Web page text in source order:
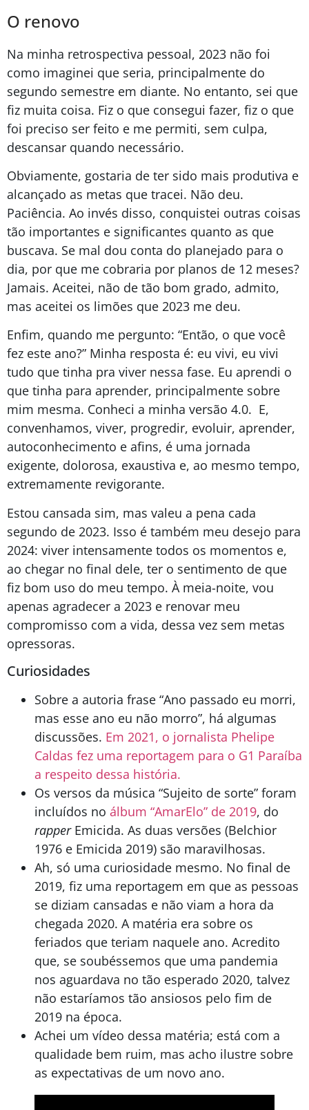
O renovo
Na minha retrospectiva pessoal, 2023 não foi
como imaginei que seria, principalmente do
segundo semestre em diante. No entanto, sei que
fiz muita coisa. Fiz o que consegui fazer, fiz o que
foi preciso ser feito e me permiti, sem culpa,
descansar quando necessário.
Obviamente, gostaria de ter sido mais produtiva e
alcançado as metas que tracei. Não deu.
Paciência. Ao invés disso, conquistei outras coisas
tão importantes e significantes quanto as que
buscava. Se mal dou conta do planejado para o
dia, por que me cobraria por planos de 12 meses?
Jamais. Aceitei, não de tão bom grado, admito,
mas aceitei os limões que 2023 me deu.
Enfim, quando me pergunto: “Então, o que você
fez este ano?” Minha resposta é: eu vivi, eu vivi
tudo que tinha pra viver nessa fase. Eu aprendi o
que tinha para aprender, principalmente sobre
mim mesma. Conheci a minha versão 4.0. E,
convenhamos, viver, progredir, evoluir, aprender,
autoconhecimento e afins, é uma jornada
exigente, dolorosa, exaustiva e, ao mesmo tempo,
extremamente revigorante.
Estou cansada sim, mas valeu a pena cada
segundo de 2023. Isso é também meu desejo para
2024: viver intensamente todos os momentos e,
ao chegar no final dele, ter o sentimento de que
fiz bom uso do meu tempo. À meia-noite, vou
apenas agradecer a 2023 e renovar meu
compromisso com a vida, dessa vez sem metas
opressoras.
Curiosidades
Sobre a autoria frase “Ano passado eu morri,
mas esse ano eu não morro”, há algumas
discussões. Em 2021, o jornalista Phelipe
Caldas fez uma reportagem para o G1 Paraíba
a respeito dessa história.
Os versos da música “Sujeito de sorte” foram
incluídos no álbum “AmarElo” de 2019, do
rapperEmicida. As duas versões (Belchior
1976 e Emicida 2019) são maravilhosas.
Ah, só uma curiosidade mesmo. No final de
2019, fiz uma reportagem em que as pessoas
se diziam cansadas e não viam a hora da
chegada 2020. A matéria era sobre os
feriados que teriam naquele ano. Acredito
que, se soubéssemos que uma pandemia
nos aguardava no tão esperado 2020, talvez
não estaríamos tão ansiosos pelo fim de
2019 na época.
Achei um vídeo dessa matéria; está com a
qualidade bem ruim, mas acho ilustre sobre
as expectativas de um novo ano.